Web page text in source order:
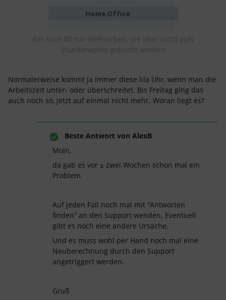
das sind 40 min Mehrarbeit, die aber nicht aufs
Stundenkonto gebucht werden
Normalerweise kommt ja immer diese lila Uhr, wenn man die
Arbeitszeit unter- oder überschreitet. Bis Freitag ging das
auch noch so, jetzt auf einmal nicht mehr. Woran liegt es?
Beste Antwort von AlexB
Moin,
da gab es vor ± zwei Wochen schon mal ein
Problem.
Auf jeden Fall noch mal mit “Antworten
finden” an den Support wenden. Eventuell
gibt es noch eine andere Ursache.
Und es muss wohl per Hand noch mal eine
Neuberechnung durch den Support
angetriggert werden.
Gruß